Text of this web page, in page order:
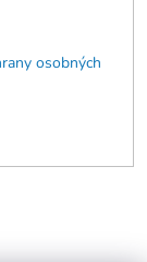
osobných